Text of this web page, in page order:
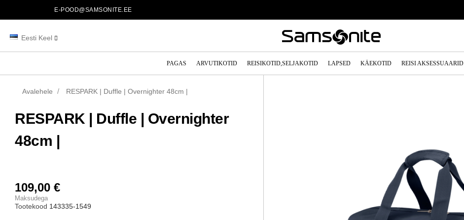
E-POOD@SAMSONITE.EE
Eesti Keel
PAGAS ARVUTIKOTID REISIKOTID,SELJAKOTID LAPSED KÄEKOTID REISI AKSESSUAARID
Avalehele RESPARK | Duffle | Overnighter 48cm |
RESPARK | Duffle | Overnighter
48cm |
109,00 €
Maksudega
Tootekood 143335-1549